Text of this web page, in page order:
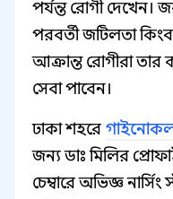
পর্যন্ত রোগী দেখেন।
পরবর্তী জটিলতা
আক্রান্ত রোগীরা তার
সেবা পাবেন।
ঢাকা শহরে
জন্য ডাঃ মিলির
চেম্বারে অভিজ্ঞ